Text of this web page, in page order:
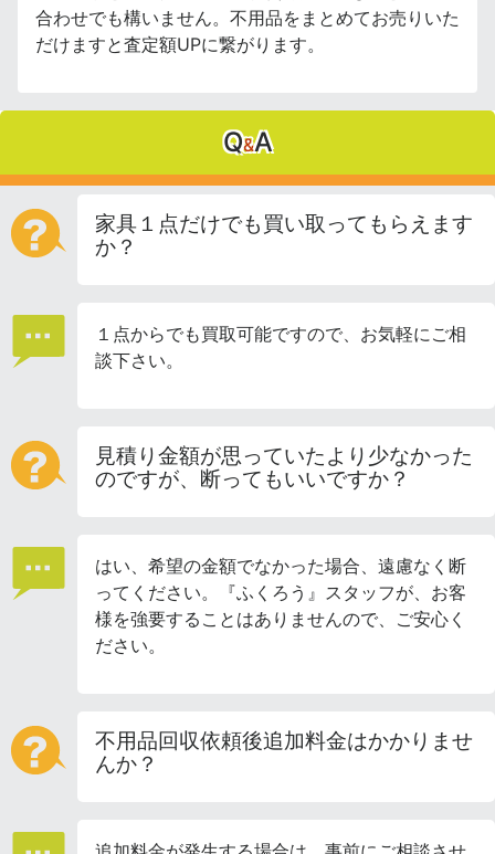
合わせでも構いません。不用品をまとめてお売りいた
だけますと査定額UPに繋がります。
Q&A
家具１点だけでも買い取ってもらえます
か？
１点からでも買取可能ですので、お気軽にご相
談下さい。
見積り金額が思っていたより少なかった
のですが、断ってもいいですか？
はい、希望の金額でなかった場合、遠慮なく断
ってください。『ふくろう』スタッフが、お客
様を強要することはありませんので、ご安心く
ださい。
不用品回収依頼後追加料金はかかりませ
んか？